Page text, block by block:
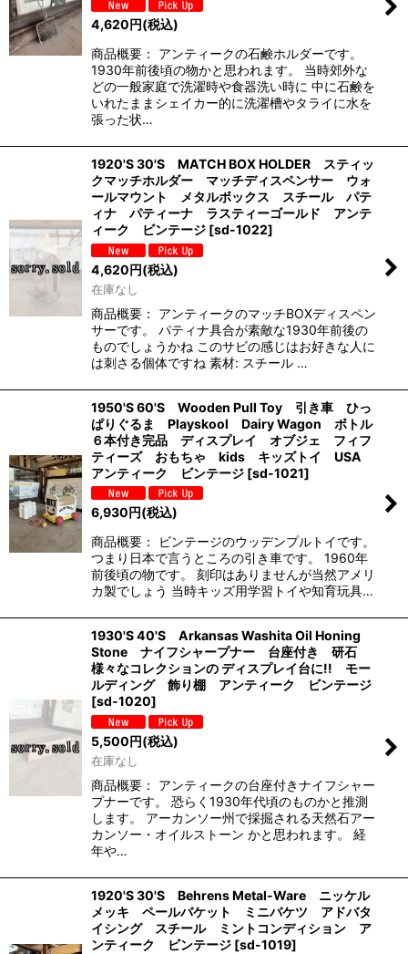
4,620円(税込)
商品概要： アンティークの石鹸ホルダーです。
1930年前後頃の物かと思われます。 当時郊外な
どの一般家庭で洗濯時や食器洗い時に 中に石鹸を
いれたままシェイカー的に洗濯槽やタライに水を
張った状…
1920'S 30'S MATCH BOX HOLDER スティッ
クマッチホルダー マッチディスペンサー ウォ
ールマウント メタルボックス スチール パテ
ィナ パティーナ ラスティーゴールド アンテ
ィーク ビンテージ [sd-1022]
4,620円(税込)
在庫なし
商品概要： アンティークのマッチBOXディスペン
サーです。 パティナ具合が素敵な1930年前後の
ものでしょうかね このサビの感じはお好きな人に
は刺さる個体ですね 素材: スチール …
1950'S 60'S Wooden Pull Toy 引き車 ひっ
ぱりぐるま Playskool Dairy Wagon ボトル
６本付き完品 ディスプレイ オブジェ フィフ
ティーズ おもちゃ kids キッズトイ USA
アンティーク ビンテージ [sd-1021]
6,930円(税込)
商品概要： ビンテージのウッデンプルトイです。
つまり日本で言うところの引き車です。 1960年
前後頃の物です。 刻印はありませんが当然アメリ
カ製でしょう 当時キッズ用学習トイや知育玩具…
1930'S 40'S Arkansas Washita Oil Honing
Stone ナイフシャープナー 台座付き 研石
様々なコレクションの ディスプレイ台に!! モー
ルディング 飾り棚 アンティーク ビンテージ
[sd-1020]
5,500円(税込)
在庫なし
商品概要： アンティークの台座付きナイフシャー
プナーです。 恐らく1930年代頃のものかと推測
します。 アーカンソー州で採掘される天然石アー
カンソー・オイルストーン かと思われます。 経
年や…
1920'S 30'S Behrens Metal-Ware ニッケル
メッキ ペールバケット ミニバケツ アドバタ
イシング スチール ミントコンディション ア
ンティーク ビンテージ [sd-1019]